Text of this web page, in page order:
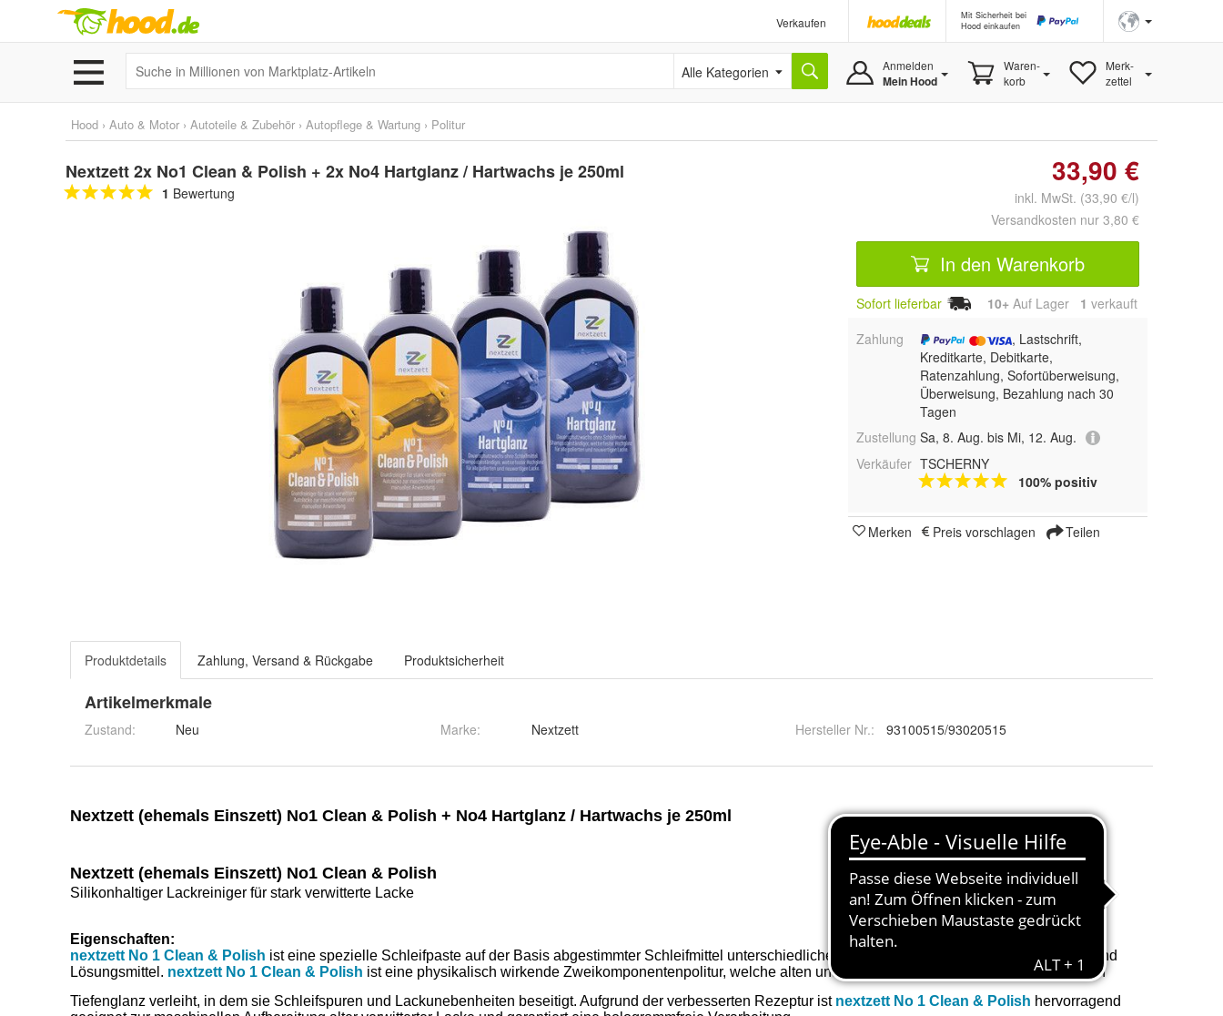
Verkaufen
Mit Sicherheit bei
Hood einkaufen
Alle Kategorien Anmelden
Mein Hood
Waren-
korb
Merk-
zettel
Hood › Auto & Motor › Autoteile & Zubehör › Autopflege & Wartung › Politur
Nextzett 2x No1 Clean & Polish + 2x No4 Hartglanz / Hartwachs je 250ml
1 Bewertung
33,90 €
inkl. MwSt. (33,90 €/l)
Versandkosten nur 3,80 €
In den Warenkorb
Sofort lieferbar 10+ Auf Lager 1 verkauft
Zahlung
, Lastschrift,
Kreditkarte, Debitkarte,
Ratenzahlung, Sofortüberweisung,
Überweisung, Bezahlung nach 30
Tagen
Zustellung Sa, 8. Aug. bis Mi, 12. Aug.
Verkäufer TSCHERNY
100% positiv
Merken Preis vorschlagen Teilen
Produktdetails Zahlung, Versand & Rückgabe Produktsicherheit
Artikelmerkmale
Zustand: Neu Marke: Nextzett Hersteller Nr.: 93100515/93020515